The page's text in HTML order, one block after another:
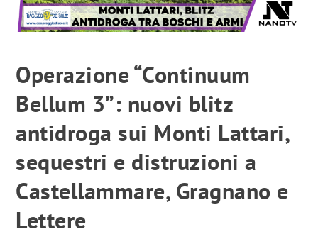
Operazione “Continuum
Bellum 3”: nuovi blitz
antidroga sui Monti Lattari,
sequestri e distruzioni a
Castellammare, Gragnano e
Lettere